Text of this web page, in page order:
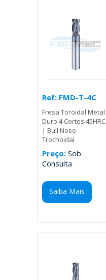
Ref: FMD-T-4C
Fresa Toroidal Metal
Duro 4 Cortes 45HRC
| Bull Nose
Trochoidal
Preço: Sob
Consulta
Saiba Mais